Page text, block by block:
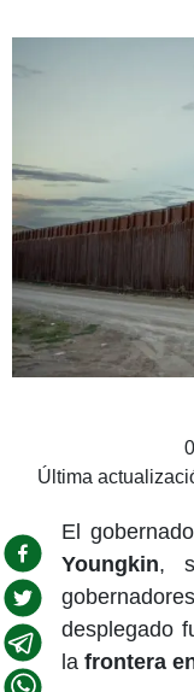
Última
El
Youngkin,
desplegado
la frontera